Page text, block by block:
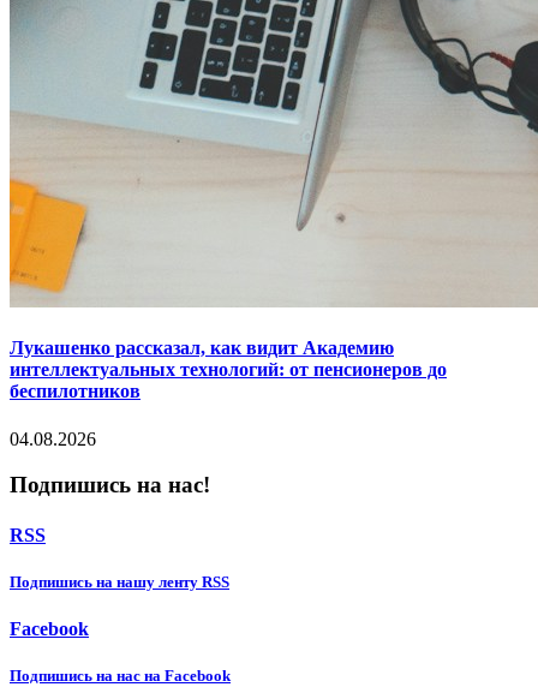
Лукашенко рассказал, как видит Академию
интеллектуальных технологий: от пенсионеров до
беспилотников
04.08.2026
Подпишись на нас!
RSS
Подпишиcь на нашу ленту RSS
Facebook
Подпишиcь на нас на Facebook